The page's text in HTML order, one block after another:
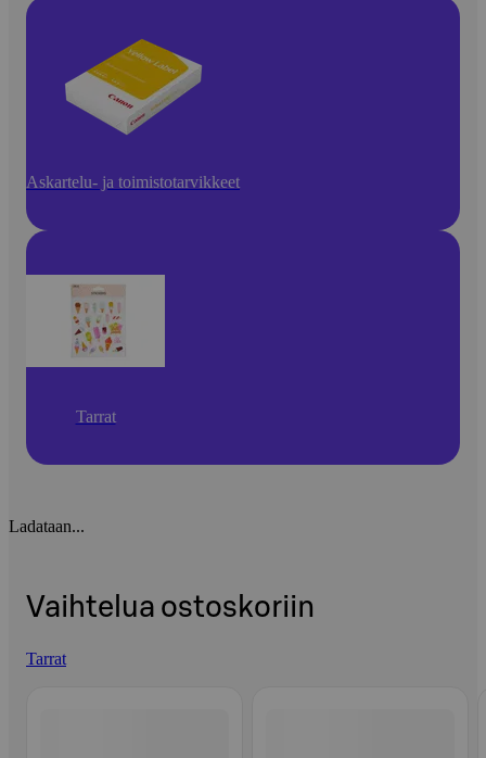
Askartelu- ja toimistotarvikkeet
Tarrat
Ladataan...
Vaihtelua ostoskoriin
Tarrat